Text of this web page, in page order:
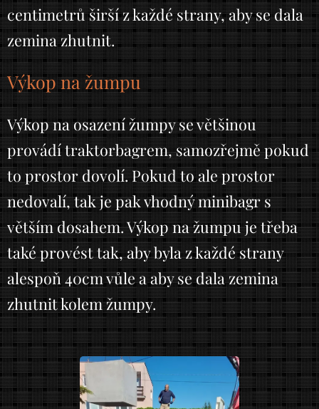
centimetrů širší z každé strany, aby se dala
zemina zhutnit.
Výkop na žumpu
Výkop na osazení žumpy se většinou
provádí traktorbagrem, samozřejmě pokud
to prostor dovolí. Pokud to ale prostor
nedovalí, tak je pak vhodný minibagr s
větším dosahem. Výkop na žumpu je třeba
také provést tak, aby byla z každé strany
alespoň 40cm vůle a aby se dala zemina
zhutnit kolem žumpy.